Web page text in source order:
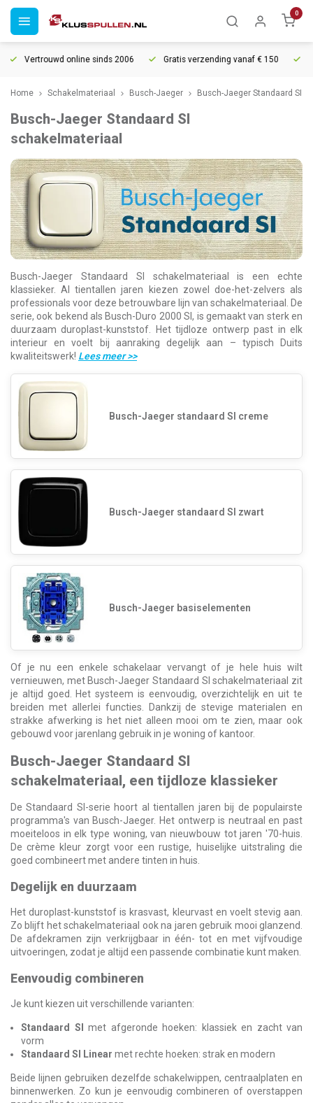
0
Vertrouwd online sinds 2006 Gratis verzending vanaf € 150 5%
Home Schakelmateriaal Busch-Jaeger Busch-Jaeger Standaard SI
Busch-Jaeger Standaard SI
schakelmateriaal
Busch-Jaeger Standaard SI schakelmateriaal is een echte
klassieker. Al tientallen jaren kiezen zowel doe-het-zelvers als
professionals voor deze betrouwbare lijn van schakelmateriaal. De
serie, ook bekend als Busch-Duro 2000 SI, is gemaakt van sterk en
duurzaam duroplast-kunststof. Het tijdloze ontwerp past in elk
interieur en voelt bij aanraking degelijk aan – typisch Duits
kwaliteitswerk! Lees meer>>
Busch-Jaeger standaard SI creme
Busch-Jaeger standaard SI zwart
Busch-Jaeger basiselementen
Of je nu een enkele schakelaar vervangt of je hele huis wilt
vernieuwen, met Busch-Jaeger Standaard SI schakelmateriaal zit
je altijd goed. Het systeem is eenvoudig, overzichtelijk en uit te
breiden met allerlei functies. Dankzij de stevige materialen en
strakke afwerking is het niet alleen mooi om te zien, maar ook
gebouwd voor jarenlang gebruik in je woning of kantoor.
Busch-Jaeger Standaard SI
schakelmateriaal, een tijdloze klassieker
De Standaard SI-serie hoort al tientallen jaren bij de populairste
programma's van Busch-Jaeger. Het ontwerp is neutraal en past
moeiteloos in elk type woning, van nieuwbouw tot jaren '70-huis.
De crème kleur zorgt voor een rustige, huiselijke uitstraling die
goed combineert met andere tinten in huis.
Degelijk en duurzaam
Het duroplast-kunststof is krasvast, kleurvast en voelt stevig aan.
Zo blijft het schakelmateriaal ook na jaren gebruik mooi glanzend.
De afdekramen zijn verkrijgbaar in één- tot en met vijfvoudige
uitvoeringen, zodat je altijd een passende combinatie kunt maken.
Eenvoudig combineren
Je kunt kiezen uit verschillende varianten:
Standaard SI
met afgeronde hoeken: klassiek en zacht van
vorm
Standaard SI Linear met rechte hoeken: strak en modern
Beide lijnen gebruiken dezelfde schakelwippen, centraalplaten en
binnenwerken. Zo kun je eenvoudig combineren of overstappen